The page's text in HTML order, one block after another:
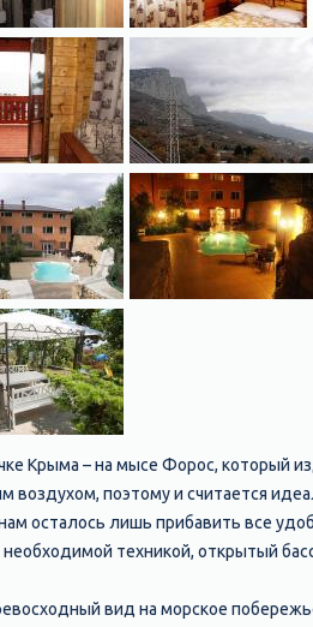
Крыма – на мысе Форос, который
воздухом, поэтому и считается
осталось лишь прибавить все
техникой, открытый
вид на морское